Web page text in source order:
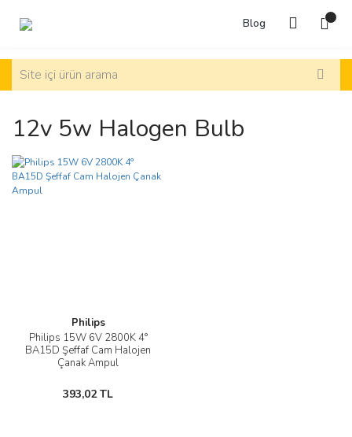
Blog
12v 5w Halogen Bulb
Philips
Philips 15W 6V 2800K 4°
BA15D Şeffaf Cam Halojen
Çanak Ampul
393,02 TL